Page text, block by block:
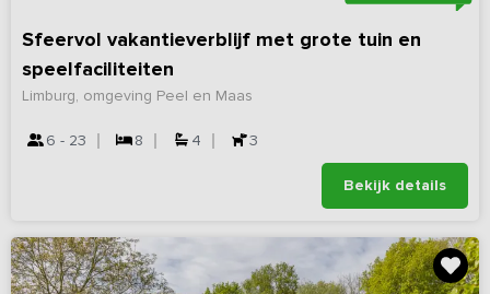
Sfeervol vakantieverblijf met grote tuin en
speelfaciliteiten
Limburg, omgeving Peel en Maas
6 - 23 8 4 3
Bekijk details